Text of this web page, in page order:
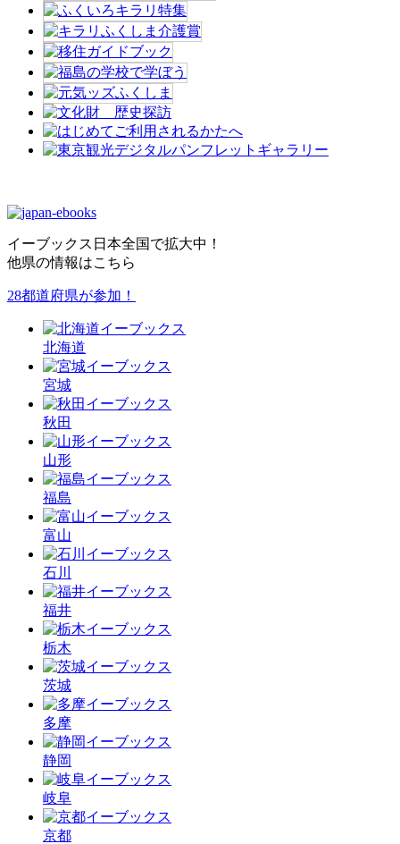
イーブックス日本全国で拡大中！
他県の情報はこちら
28都道府県が参加！
北海道
宮城
秋田
山形
福島
富山
石川
福井
栃木
茨城
多摩
静岡
岐阜
京都